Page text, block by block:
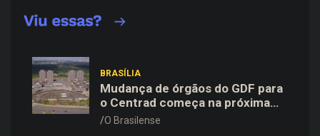
BRASÍLIA
Mudança de órgãos do GDF para
o Centrad começa na próxima
semana, anuncia Celina Leão
O Brasilense